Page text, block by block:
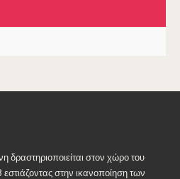
δραστηριοποιείται στον χώρο του
στην ικανοποίηση των